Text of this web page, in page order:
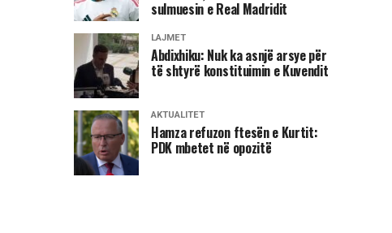
sulmuesin e Real Madridit
LAJMET
Abdixhiku: Nuk ka asnjë arsye për
të shtyrë konstituimin e Kuvendit
AKTUALITET
Hamza refuzon ftesën e Kurtit:
PDK mbetet në opozitë